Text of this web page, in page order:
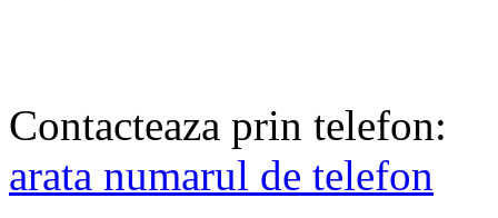
Contacteaza prin telefon:
arata numarul de telefon